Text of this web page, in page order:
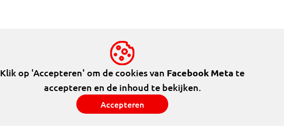
Klik op 'Accepteren' om de cookies van Facebook Meta te
accepteren en de inhoud te bekijken.
Accepteren